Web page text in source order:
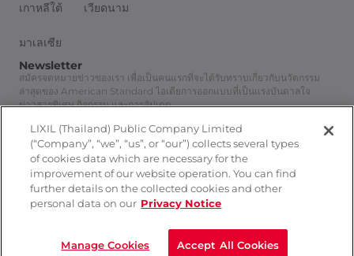
เกาหลีใต้
มาเลเซีย
เวียดนาม
Newsletter
สมัครจดหมายข่าวของเรา เพื่อเป็นคนแรกที่จะได้รับทราบเกี่ยวกับนวัตกรรม
ล่าสุดของ American Standard ไอเดียการออกแบบที่เป็นแรงบันดาลใจ
ข่าวสารพิเศษ กิจกรรม และการอัปเดต
สมัครสมาชิก
Follow Us
© 2026 LIXIL International Pte Ltd
นโยบายความเป็นส่วนตัว ติดต่อเรา
LIXIL (Thailand) Public Company Limited
(“Company”, “we”, “us”, or “our”) collects several types
of cookies data which are necessary for the
improvement of our website operation. You can find
further details on the collected cookies and other
personal data on our Privacy Notice
Manage Cookies Accept All Cookies